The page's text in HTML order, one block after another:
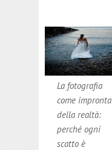
La fotografia
come impronta
della realtà:
perché ogni
scatto è